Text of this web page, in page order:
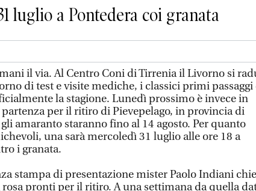
luglio a Pontedera coi granata
il via. Al Centro Coni di Tirrenia il Livorno si
di test e visite mediche, i classici primi
la stagione. Lunedì prossimo è invece in
per il ritiro di Pievepelago, in provincia di
amaranto staranno fino al 14 agosto. Per quanto
una sarà mercoledì 31 luglio alle ore 18 a
i granata.
stampa di presentazione mister Paolo Indiani
rosa pronti per il ritiro. A una settimana da quella